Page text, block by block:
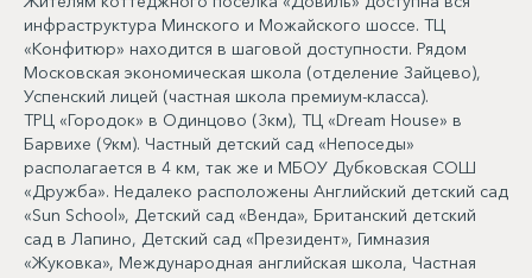
инфраструктура Минского и Можайского шоссе. ТЦ
«Конфитюр» находится в шаговой доступности. Рядом
Московская экономическая школа (отделение Зайцево),
Успенский лицей (частная школа премиум-класса).
ТРЦ «Городок» в Одинцово (3км), ТЦ «Dream House» в
Барвихе (9км). Частный детский сад «Непоседы»
располагается в 4 км, так же и МБОУ Дубковская СОШ
«Дружба». Недалеко расположены Английский детский сад
«Sun School», Детский сад «Венда», Британский детский
сад в Лапино, Детский сад «Президент», Гимназия
«Жуковка», Международная английская школа, Частная